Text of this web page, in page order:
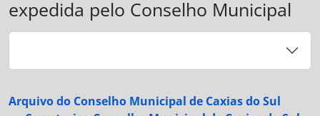
expedida pelo Conselho Municipal
Arquivo do Conselho Municipal de Caxias do Sul